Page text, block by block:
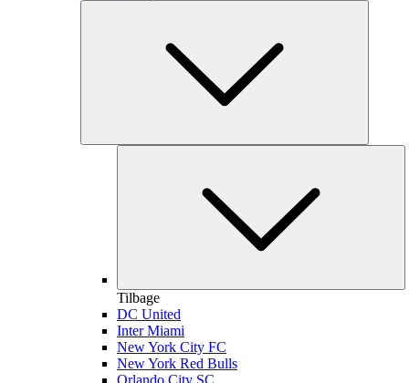
Tilbage
DC United
Inter Miami
New York City FC
New York Red Bulls
Orlando City SC